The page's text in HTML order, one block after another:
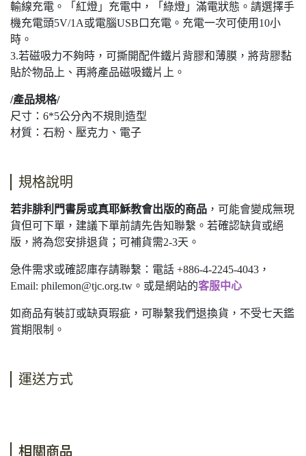
輸線充電。「紅燈」充電中，「綠燈」滿電狀態。請選擇手
機充電頭5V/1A或電腦USB口充電。充電一次可使用10小
時。
3.若磁吸力不夠時，可撕開配件鐵片背膠和薄膜，將背膠黏
貼於物品上、再將產品磁吸鐵片上。
/產品規格/
尺寸：6*5公分內不規則造型
材質：石粉、壓克力、電子
規格說明
若非腓利門書房或真耶穌教會出版的商品 ，可能會變成無現
貨但可下單，建議下單前請先告知聯繫。若確認缺貨或絕
版，將為您安排退貨；可補貨需2-3天。
急件需求或確認庫存請聯繫：電話 +886-4-2245-4043，
Email: philemon@tjc.org.tw 。或是網站的客服中心
如商品有裝訂或缺頁瑕疵，可聯繫我們退換貨，不受七天鑑
賞期限制。
運送方式
相關商品